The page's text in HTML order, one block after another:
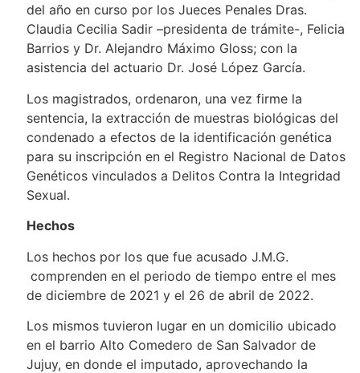
del año en curso por los Jueces Penales Dras.
Claudia Cecilia Sadir –presidenta de trámite-, Felicia
Barrios y Dr. Alejandro Máximo Gloss; con la
asistencia del actuario Dr. José López García.
Los magistrados, ordenaron, una vez firme la
sentencia, la extracción de muestras biológicas del
condenado a efectos de la identificación genética
para su inscripción en el Registro Nacional de Datos
Genéticos vinculados a Delitos Contra la Integridad
Sexual.
Hechos
Los hechos por los que fue acusado J.M.G.
comprenden en el periodo de tiempo entre el mes
de diciembre de 2021 y el 26 de abril de 2022.
Los mismos tuvieron lugar en un domicilio ubicado
en el barrio Alto Comedero de San Salvador de
Jujuy, en donde el imputado, aprovechando la